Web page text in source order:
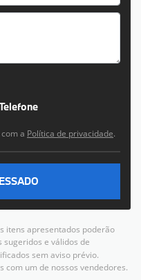
a Política de privacidade.
itens apresentados poderão
sugeridos e válidos de
sem aviso prévio.
com um de nossos vendedores.